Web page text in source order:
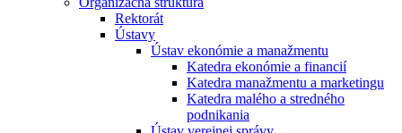
Rektorát
Ústavy
Ústav ekonómie a manažmentu
Katedra ekonómie a financií
Katedra manažmentu a marketingu
Katedra malého a stredného
podnikania